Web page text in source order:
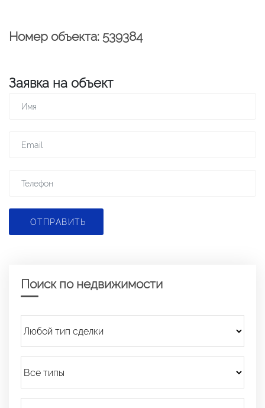
Номер объекта: 539384
Заявка на объект
ОТПРАВИТЬ
Поиск по недвижимости